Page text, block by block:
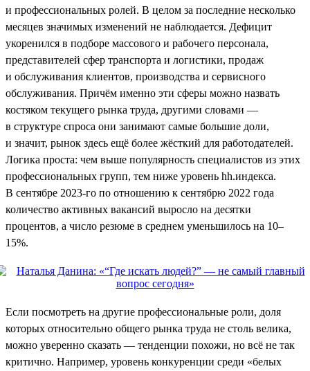
и профессиональных ролей. В целом за последние несколько
месяцев значимых изменений не наблюдается. Дефицит
укоренился в подборе массового и рабочего персонала,
представителей сфер транспорта и логистики, продаж
и обслуживания клиентов, производства и сервисного
обслуживания. Причём именно эти сферы можно назвать
костяком текущего рынка труда, другими словами —
в структуре спроса они занимают самые большие доли,
и значит, рынок здесь ещё более жёсткий для работодателей.
Логика проста: чем выше популярность специалистов из этих
профессиональных групп, тем ниже уровень hh.индекса.
В сентябре 2023-го по отношению к сентябрю 2022 года
количество активных вакансий выросло на десятки
процентов, а число резюме в среднем уменьшилось на 10–
15%.
Если посмотреть на другие профессиональные роли, доля
которых относительно общего рынка труда не столь велика,
можно уверенно сказать — тенденции похожи, но всё не так
критично. Например, уровень конкуренции среди «белых